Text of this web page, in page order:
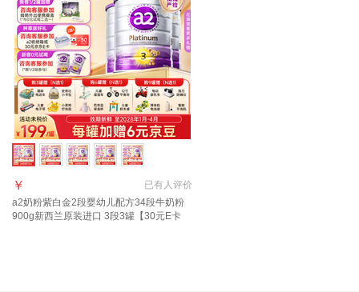
已有人评价
￥
a2奶粉紫白金2段婴幼儿配方34段牛奶粉
900g新西兰原装进口 3段3罐【30元E卡